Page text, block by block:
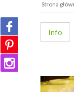
Strona
Info